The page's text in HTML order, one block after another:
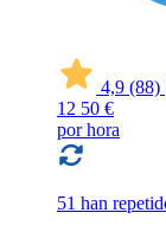
4,9 (88)
12 50 €
por hora
51 han